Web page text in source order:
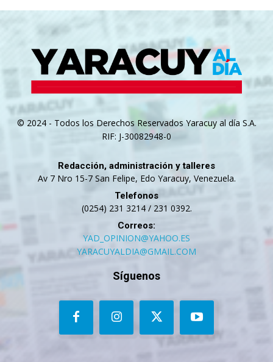
© 2024 - Todos los Derechos Reservados Yaracuy al día S.A.
RIF: J-30082948-0
Redacción, administración y talleres
Av 7 Nro 15-7 San Felipe, Edo Yaracuy, Venezuela.
Telefonos
(0254) 231 3214 / 231 0392.
Correos:
YAD_OPINION@YAHOO.ES
YARACUYALDIA@GMAIL.COM
Síguenos